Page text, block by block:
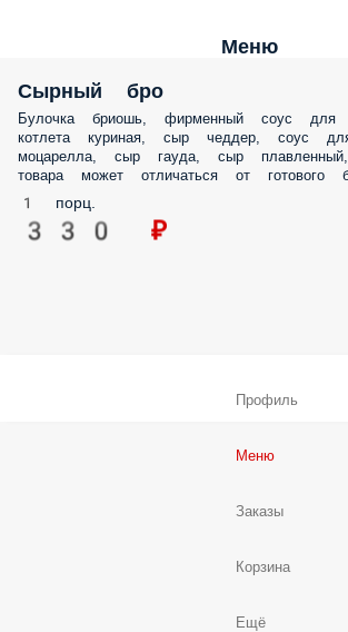
Меню
Сырный бро
Булочка бриошь, фирменный соус для
котлета куриная, сыр чеддер, соус
моцарелла, сыр гауда, сыр
товара может отличаться от готового
1 порц.
330 ₽
Профиль
Меню
Заказы
Корзина
Ещё